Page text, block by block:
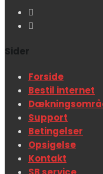
Sider
Forside
Bestil internet
Support
Betingelser
Opsigelse
Kontakt